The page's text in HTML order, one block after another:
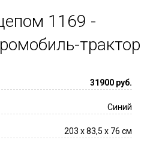
1169 -
трактор
31900 руб.
Синий
203 x 83,5 x 76 см